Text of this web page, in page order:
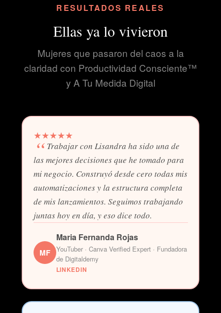
RESULTADOS REALES
Ellas ya lo vivieron
Mujeres que pasaron del caos a la
claridad con Productividad Consciente™
y A Tu Medida Digital
★★★★★
Trabajar con Lisandra ha sido una de
las mejores decisiones que he tomado para
mi negocio. Construyó desde cero todas mis
automatizaciones y la estructura completa
de mis lanzamientos. Seguimos trabajando
juntas hoy en día, y eso dice todo.
MF
Maria Fernanda Rojas
YouTuber · Canva Verified Expert · Fundadora
de Digitaldemy
LINKEDIN